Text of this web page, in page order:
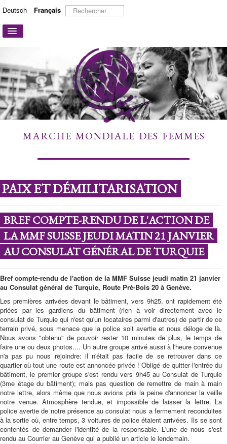
Deutsch Français Rechercher
Basculer
A PROPOS
ACTIONS ET CAMPAGNES
PARTICIPER
TÉMOIGNAGES
À DÉCOUVRIR
MARCHE MONDIALE DES FEMMES
PAIX ET DÉMILITARISATION
BREF COMPTE-RENDU DE L'ACTION DE
LA MMF SUISSE JEUDI MATIN 21 JANVIER
AU CONSULAT GÉNÉRAL DE TURQUIE
Bref compte-rendu de l'action de la MMF Suisse jeudi matin 21 janvier
au Consulat général de Turquie, Route Pré-Bois 20 à Genève.
Les premières arrivées devant le bâtiment, vers 9h25, ont rapidement été
priées par les gardiens du bâtiment (rien à voir directement avec le
consulat de Turquie qui n'est qu'un locataires parmi d'autres) de partir de ce
terrain privé, sous menace que la police soit avertie et nous déloge de là.
Nous avons "obtenu" de pouvoir rester 10 minutes de plus, le temps de
faire une ou deux photos.... Un autre groupe arrivé aussi à l'heure convenue
n'a pas pu nous rejoindre: il n'était pas facile de se retrouver dans ce
quartier où tout une route est annoncée privée ! Obligé de quitter l'entrée du
bâtiment, le premier groupe s'est rendu vers 9h45 au Consulat de Turquie
(3me étage du bâtiment); mais pas question de remettre de main à main
notre lettre, alors même que nous avions pris la peine d'annoncer la veille
notre venue. Atmosphère tendue, et impossible de laisser la lettre. La
police avertie de notre présence au consulat nous a fermement reconduites
à la sortie où, entre temps, 3 voitures de police étaient arrivées. Ils se sont
contentés de demander l'identité de la responsable. L'une de nous s'est
rendu au Courrier au Genève qui a publié un article le lendemain.